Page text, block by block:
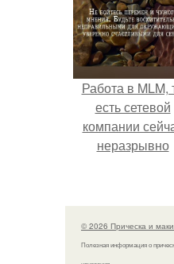
Работа в MLM,
есть сетевой
компании
неразрывно
своей
соц сетях.
© 2026 Прическа и
Полезная информация о